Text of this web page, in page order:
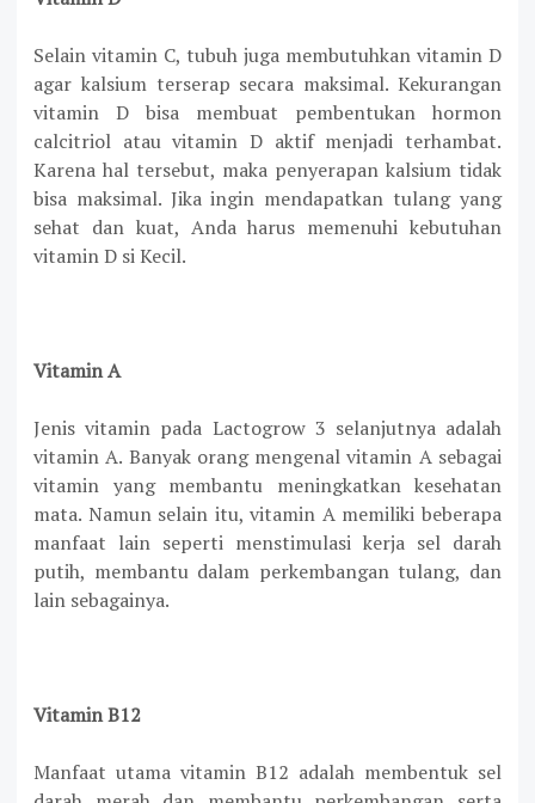
Selain vitamin C, tubuh juga membutuhkan vitamin D
agar kalsium terserap secara maksimal. Kekurangan
vitamin D bisa membuat pembentukan hormon
calcitriol atau vitamin D aktif menjadi terhambat.
Karena hal tersebut, maka penyerapan kalsium tidak
bisa maksimal. Jika ingin mendapatkan tulang yang
sehat dan kuat, Anda harus memenuhi kebutuhan
vitamin D si Kecil.
Vitamin A
Jenis vitamin pada Lactogrow 3 selanjutnya adalah
vitamin A. Banyak orang mengenal vitamin A sebagai
vitamin yang membantu meningkatkan kesehatan
mata. Namun selain itu, vitamin A memiliki beberapa
manfaat lain seperti menstimulasi kerja sel darah
putih, membantu dalam perkembangan tulang, dan
lain sebagainya.
Vitamin B12
Manfaat utama vitamin B12 adalah membentuk sel